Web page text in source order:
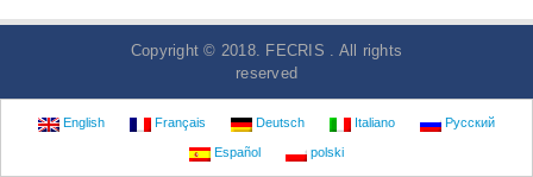
Copyright © 2018. FECRIS . All rights
reserved
English Français Deutsch Italiano Русский
Español polski